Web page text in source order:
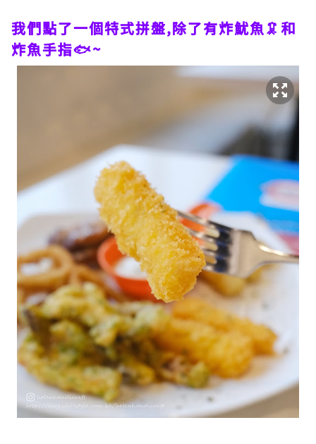
我們點了一個特式拼盤,除了有炸魷魚🦑和
炸魚手指🐟~